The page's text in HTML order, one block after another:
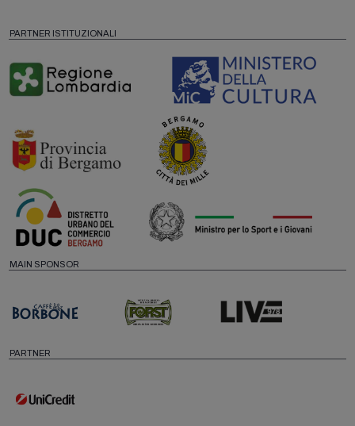
PARTNER ISTITUZIONALI
MAIN SPONSOR
PARTNER